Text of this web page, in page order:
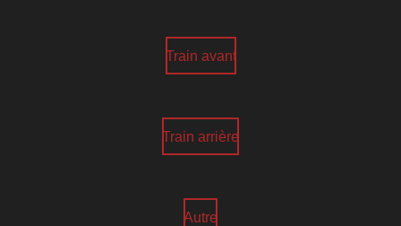
Train avant
Train arrière
Autre